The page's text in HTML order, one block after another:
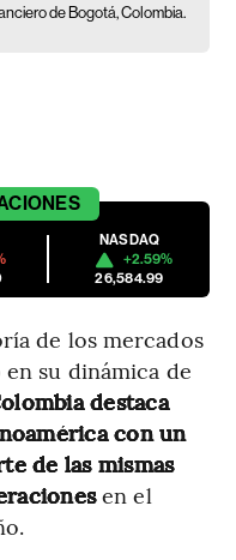
de Bogotá, Colombia.
NASDAQ
+2.59%
26,584.99
de los mercados
su dinámica de
destaca
con un
de las mismas
en el